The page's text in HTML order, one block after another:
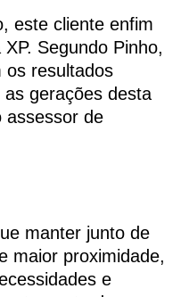
este cliente enfim
Segundo Pinho,
os resultados
gerações desta
assessor de
manter junto de
maior proximidade,
e